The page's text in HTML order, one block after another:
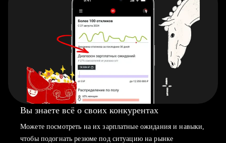
Вы знаете всё о своих конкурентах
Можете посмотреть на их зарплатные ожидания и навыки,
чтобы подогнать резюме под ситуацию на рынке